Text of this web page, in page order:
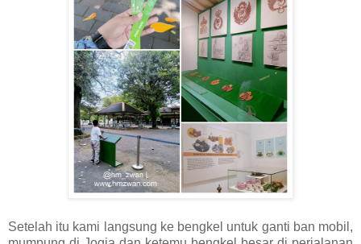
Setelah itu kami langsung ke bengkel untuk ganti ban mobil,